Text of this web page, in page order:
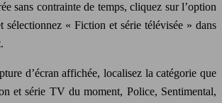
sans contrainte de temps, cliquez sur l’option
sélectionnez « Fiction et série télévisée » dans
d’écran affichée, localisez la catégorie que
et série TV du moment, Police, Sentimental,